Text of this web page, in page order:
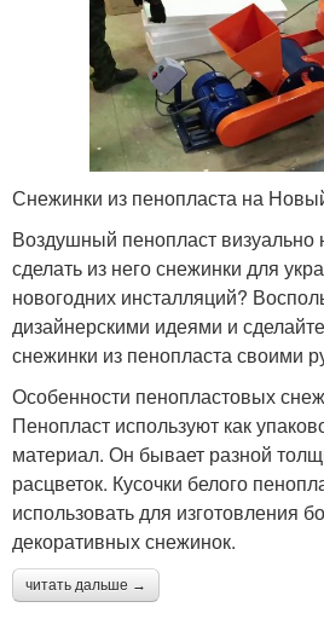
Снежинки из пенопласта на
Воздушный пенопласт визуально
сделать из него снежинки для
новогодних инсталляций?
дизайнерскими идеями и
снежинки из пенопласта своими
Особенности пенопластовых
Пенопласт используют как
материал. Он бывает разной
расцветок. Кусочки белого
использовать для изготовления
декоративных снежинок.
читать дальше →